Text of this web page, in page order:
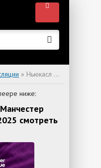
» Ньюкасл Юнайтед — Манчестер Юнайтед
ниже:
смотреть